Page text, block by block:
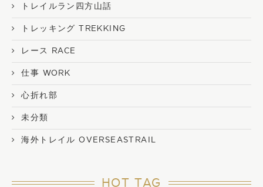
トレイルラン四方山話
トレッキング TREKKING
レース RACE
仕事 WORK
心折れ部
未分類
海外トレイル OVERSEASTRAIL
HOT TAG